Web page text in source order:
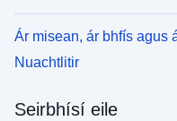
Ár misean, ár bhfís agus
Nuachtlitir
Seirbhísí eile